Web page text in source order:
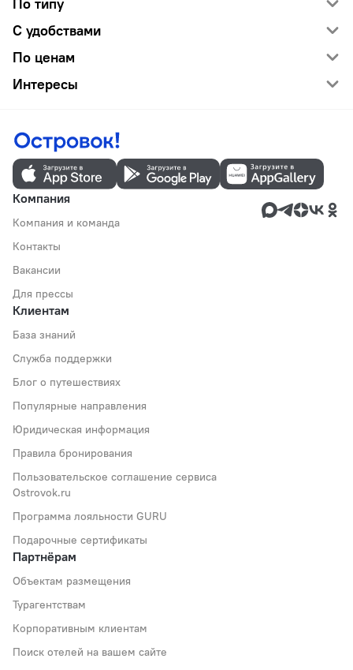
С удобствами
По ценам
Интересы
Компания
Компания и команда
Контакты
Вакансии
Для прессы
Клиентам
База знаний
Служба поддержки
Блог о путешествиях
Популярные направления
Юридическая информация
Правила бронирования
Пользовательское соглашение сервиса
Ostrovok.ru
Программа лояльности GURU
Подарочные сертификаты
Партнёрам
Объектам размещения
Турагентствам
Корпоративным клиентам
Поиск отелей на вашем сайте